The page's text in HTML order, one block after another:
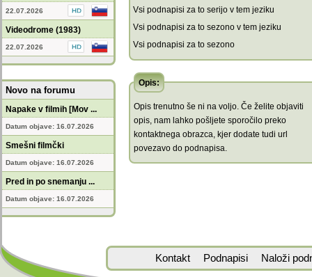
22.07.2026
Videodrome (1983)
22.07.2026
Novo na forumu
Napake v filmih [Mov ...
Datum objave: 16.07.2026
Smešni filmčki
Datum objave: 16.07.2026
Pred in po snemanju ...
Datum objave: 16.07.2026
Vsi podnapisi za to serijo v tem jeziku
Vsi podnapisi za to sezono v tem jeziku
Vsi podnapisi za to sezono
Opis:
Opis trenutno še ni na voljo. Če želite objaviti
opis, nam lahko pošljete sporočilo preko
kontaktnega obrazca, kjer dodate tudi url
povezavo do podnapisa.
Kontakt Podnapisi Naloži